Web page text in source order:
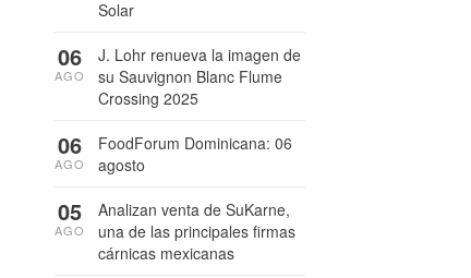
Solar
J. Lohr renueva la imagen de
su Sauvignon Blanc Flume
Crossing 2025
06
AGO
FoodForum Dominicana: 06
agosto
06
AGO
Analizan venta de SuKarne,
una de las principales firmas
cárnicas mexicanas
05
AGO